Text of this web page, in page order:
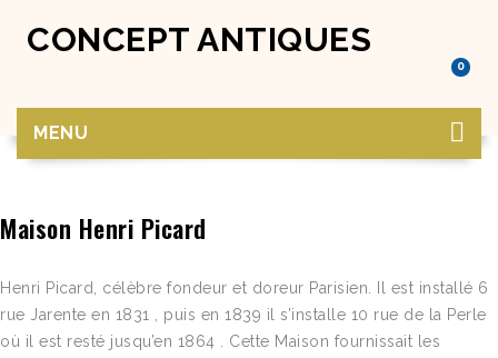
CONCEPT ANTIQUES
0
MENU
Maison Henri Picard
Henri Picard, célèbre fondeur et doreur Parisien. Il est installé 6
rue Jarente en 1831 , puis en 1839 il s’installe 10 rue de la Perle
où il est resté jusqu’en 1864 . Cette Maison fournissait les